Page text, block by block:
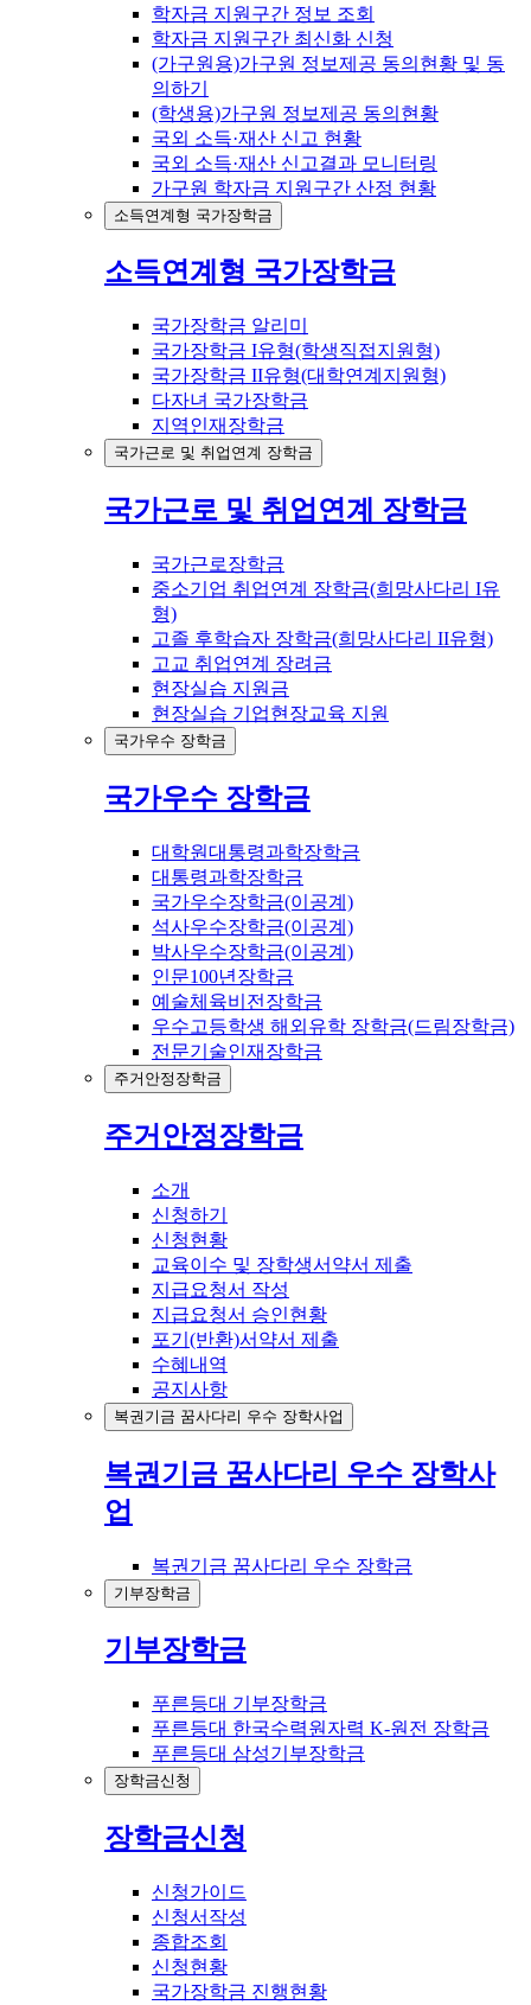
학자금 지원구간 정보 조회
학자금 지원구간 최신화 신청
(가구원용)가구원 정보제공 동의현황 및 동
의하기
(학생용)가구원 정보제공 동의현황
국외 소득·재산 신고 현황
국외 소득·재산 신고결과 모니터링
가구원 학자금 지원구간 산정 현황
소득연계형 국가장학금
소득연계형 국가장학금
국가장학금 알리미
국가장학금 I유형(학생직접지원형)
국가장학금 II유형(대학연계지원형)
다자녀 국가장학금
지역인재장학금
국가근로 및 취업연계 장학금
국가근로 및 취업연계 장학금
국가근로장학금
중소기업 취업연계 장학금(희망사다리 I유
형)
고졸 후학습자 장학금(희망사다리 II유형)
고교 취업연계 장려금
현장실습 지원금
현장실습 기업현장교육 지원
국가우수 장학금
국가우수 장학금
대학원대통령과학장학금
대통령과학장학금
국가우수장학금(이공계)
석사우수장학금(이공계)
박사우수장학금(이공계)
인문100년장학금
예술체육비전장학금
우수고등학생 해외유학 장학금(드림장학금)
전문기술인재장학금
주거안정장학금
주거안정장학금
소개
신청하기
신청현황
교육이수 및 장학생서약서 제출
지급요청서 작성
지급요청서 승인현황
포기(반환)서약서 제출
수혜내역
공지사항
복권기금 꿈사다리 우수 장학사업
복권기금 꿈사다리 우수 장학사
업
복권기금 꿈사다리 우수 장학금
기부장학금
기부장학금
푸른등대 기부장학금
푸른등대 한국수력원자력 K-원전 장학금
푸른등대 삼성기부장학금
장학금신청
장학금신청
신청가이드
신청서작성
종합조회
신청현황
국가장학금 진행현황